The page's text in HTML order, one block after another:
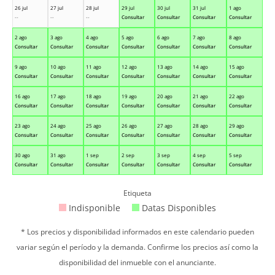
26 jul
--
27 jul
--
28 jul
--
29 jul
Consultar
30 jul
Consultar
31 jul
Consultar
1 ago
Consultar
2 ago
Consultar
3 ago
Consultar
4 ago
Consultar
5 ago
Consultar
6 ago
Consultar
7 ago
Consultar
8 ago
Consultar
9 ago
Consultar
10 ago
Consultar
11 ago
Consultar
12 ago
Consultar
13 ago
Consultar
14 ago
Consultar
15 ago
Consultar
16 ago
Consultar
17 ago
Consultar
18 ago
Consultar
19 ago
Consultar
20 ago
Consultar
21 ago
Consultar
22 ago
Consultar
23 ago
Consultar
24 ago
Consultar
25 ago
Consultar
26 ago
Consultar
27 ago
Consultar
28 ago
Consultar
29 ago
Consultar
30 ago
Consultar
31 ago
Consultar
1 sep
Consultar
2 sep
Consultar
3 sep
Consultar
4 sep
Consultar
5 sep
Consultar
Etiqueta
Indisponible Datas Disponibles
* Los precios y disponibilidad informados en este calendario pueden
variar según el período y la demanda. Confirme los precios así como la
disponibilidad del inmueble con el anunciante.